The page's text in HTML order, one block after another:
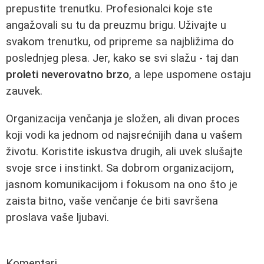
prepustite trenutku. Profesionalci koje ste
angažovali su tu da preuzmu brigu. Uživajte u
svakom trenutku, od pripreme sa najbližima do
poslednjeg plesa. Jer, kako se svi slažu - taj dan
proleti neverovatno brzo, a lepe uspomene ostaju
zauvek.
Organizacija venčanja je složen, ali divan proces
koji vodi ka jednom od najsrećnijih dana u vašem
životu. Koristite iskustva drugih, ali uvek slušajte
svoje srce i instinkt. Sa dobrom organizacijom,
jasnom komunikacijom i fokusom na ono što je
zaista bitno, vaše venčanje će biti savršena
proslava vaše ljubavi.